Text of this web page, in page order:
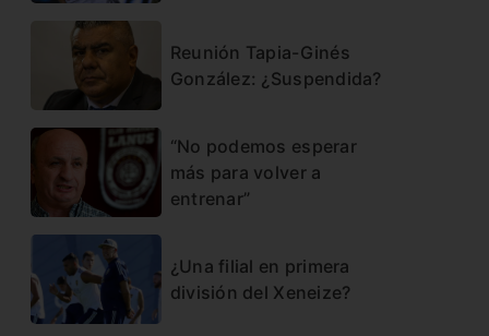
Reunión Tapia-Ginés
González: ¿Suspendida?
“No podemos esperar
más para volver a
entrenar”
¿Una filial en primera
división del Xeneize?